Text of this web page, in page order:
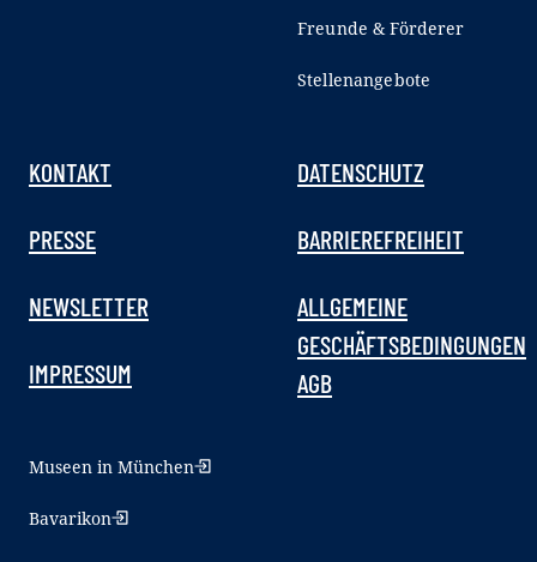
Freunde & Förderer
Stellenangebote
KONTAKT
PRESSE
NEWSLETTER
IMPRESSUM
DATENSCHUTZ
BARRIEREFREIHEIT
ALLGEMEINE
GESCHÄFTSBEDINGUNGEN
AGB
Museen in München
Bavarikon